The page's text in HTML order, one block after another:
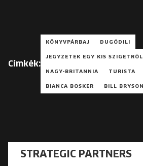
Címkék:
KÖNYVPÁRBAJ DUGÓDILI
JEGYZETEK EGY KIS SZIGETRŐL
NAGY-BRITANNIA TURISTA
BIANCA BOSKER BILL BRYSON
STRATEGIC PARTNERS